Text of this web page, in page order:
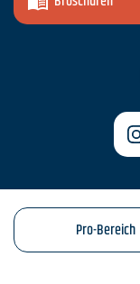
Pro-Bereich